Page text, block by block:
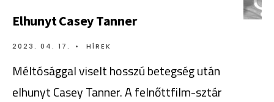
Elhunyt Casey Tanner
2023. 04. 17. • HÍREK
Méltósággal viselt hosszú betegség után
elhunyt Casey Tanner. A felnőttfilm-sztár